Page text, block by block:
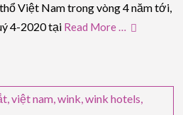
Việt Nam trong vòng 4 năm tới,
4-2020 tại Read More …
,việt nam,wink,wink hotels,